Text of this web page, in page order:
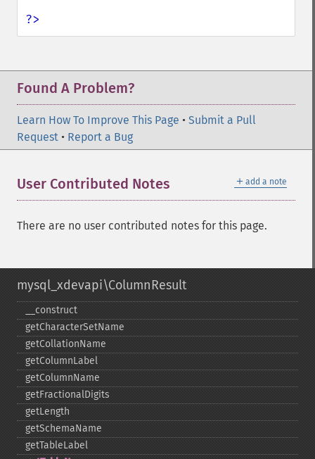
?>
Found A Problem?
Learn How To Improve This Page • Submit a Pull
Request • Report a Bug
＋ add a note
User Contributed Notes
There are no user contributed notes for this page.
mysql_xdevapi\ColumnResult
_​_​construct
getCharacterSetName
getCollationName
getColumnLabel
getColumnName
getFractionalDigits
getLength
getSchemaName
getTableLabel